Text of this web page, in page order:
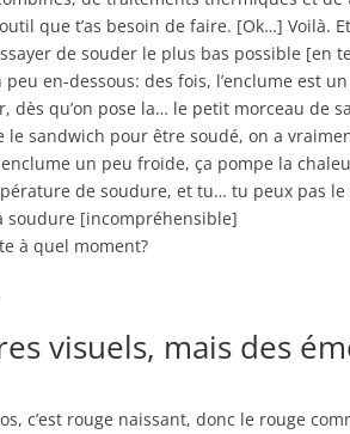
que t’as besoin de faire. [Ok…] Voilà.
de souder le plus bas possible [en
en-dessous: des fois, l’enclume est
dès qu’on pose la… le petit morceau de
le sandwich pour être soudé, on a
un peu froide, ça pompe la
de soudure, et tu… tu peux pas
soudure [incompréhensible]
à quel moment?
visuels, mais des
c’est rouge naissant, donc le rouge